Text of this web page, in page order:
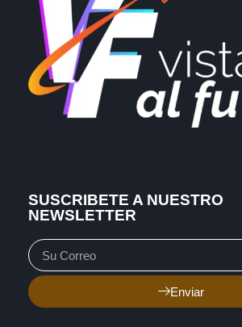
SUSCRIBETE A NUESTRO
NEWSLETTER
Enviar